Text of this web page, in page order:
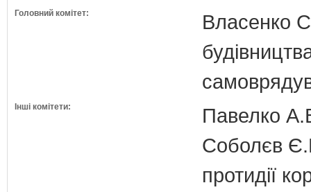
Головний комітет:
Власенко
Інші комітети:
Павелко
Соболєв
протидії